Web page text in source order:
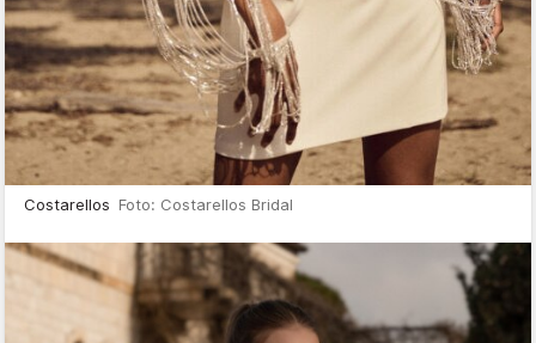
Costarellos Foto: Costarellos Bridal